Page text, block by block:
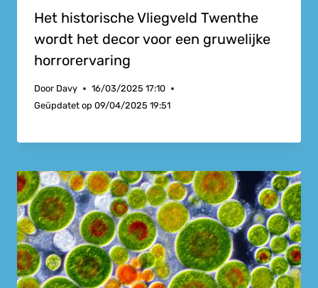
Het historische Vliegveld Twenthe
wordt het decor voor een gruwelijke
horrorervaring
Door Davy
16/03/2025 17:10
Geüpdatet op 09/04/2025 19:51